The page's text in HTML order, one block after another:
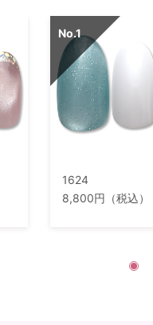
1624
8,800円（税込）